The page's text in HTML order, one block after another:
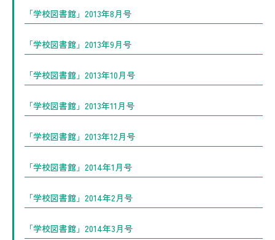
「学校図書館」2013年8月号
「学校図書館」2013年9月号
「学校図書館」2013年10月号
「学校図書館」2013年11月号
「学校図書館」2013年12月号
「学校図書館」2014年1月号
「学校図書館」2014年2月号
「学校図書館」2014年3月号